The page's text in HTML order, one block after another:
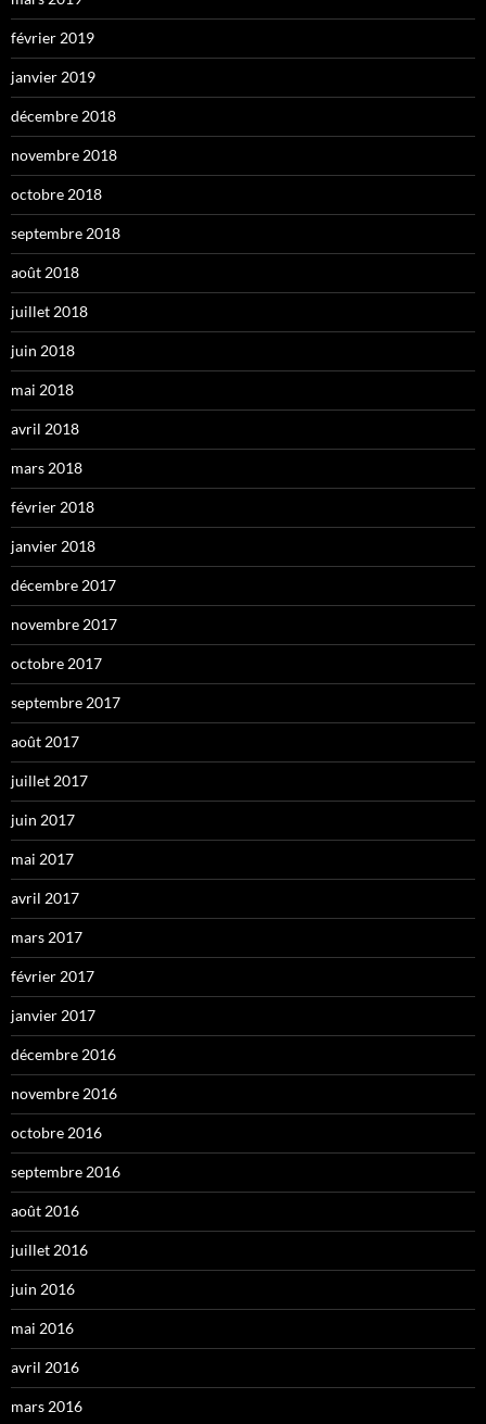
février 2019
janvier 2019
décembre 2018
novembre 2018
octobre 2018
septembre 2018
août 2018
juillet 2018
juin 2018
mai 2018
avril 2018
mars 2018
février 2018
janvier 2018
décembre 2017
novembre 2017
octobre 2017
septembre 2017
août 2017
juillet 2017
juin 2017
mai 2017
avril 2017
mars 2017
février 2017
janvier 2017
décembre 2016
novembre 2016
octobre 2016
septembre 2016
août 2016
juillet 2016
juin 2016
mai 2016
avril 2016
mars 2016